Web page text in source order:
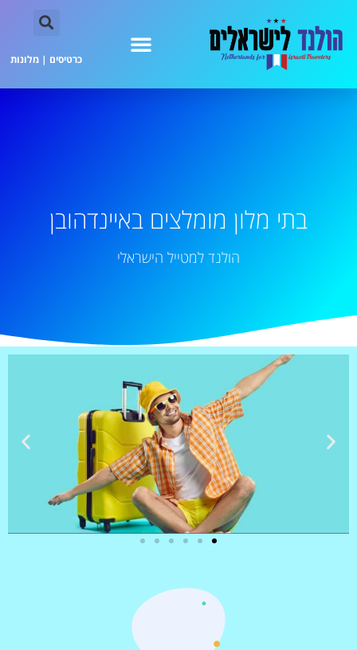
כרטיסים | מלונות
בתי מלון מומלצים באיינדהובן
הולנד למטייל הישראלי